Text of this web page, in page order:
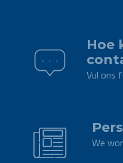
Hoe
Vul ons
We